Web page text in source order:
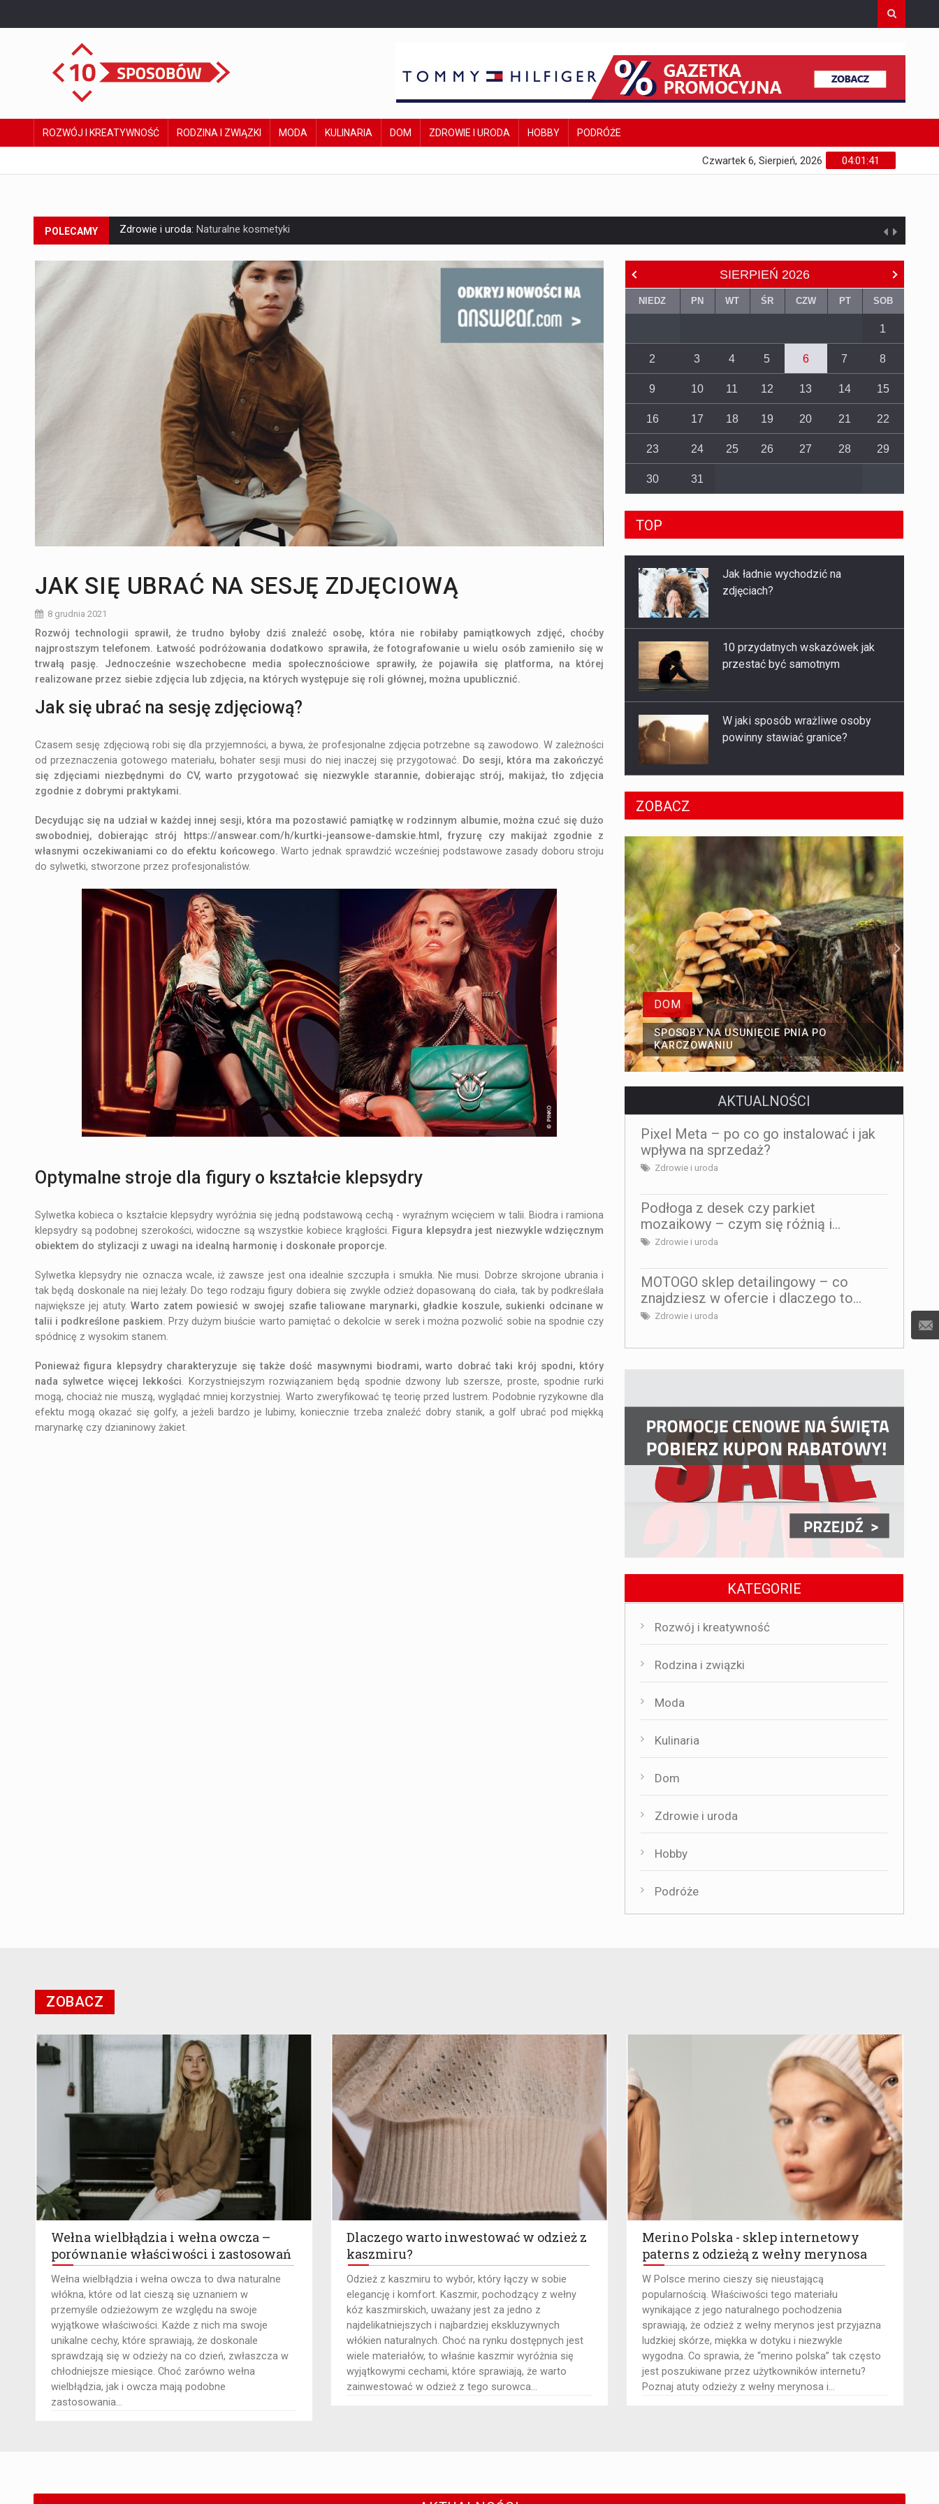
ROZWÓJ I KREATYWNOŚĆ RODZINA I ZWIĄZKI MODA KULINARIA DOM ZDROWIE I URODA HOBBY PODRÓŻE
04:01:42
Czwartek 6, Sierpień, 2026
POLECAMY Zdrowie i uroda: Naturalne kosmetyki
Zdrowie i uroda:Usuwanie ósemek Kraków
5 sposobów na piękne włosy
Wołowina na talerzu
Rozwój i kreatywność: Jak znaleźć pracę w Szczecinie?
JAK SIĘ UBRAĆ NA SESJĘ ZDJĘCIOWĄ
8 grudnia 2021
Rozwój technologii sprawił, że trudno byłoby dziś znaleźć osobę, która nie robiłaby pamiątkowych zdjęć, choćby
najprostszym telefonem. Łatwość podróżowania dodatkowo sprawiła, że fotografowanie u wielu osób zamieniło się w
trwałą pasję. Jednocześnie wszechobecne media społecznościowe sprawiły, że pojawiła się platforma, na której
realizowane przez siebie zdjęcia lub zdjęcia, na których występuje się roli głównej, można upublicznić.
Jak się ubrać na sesję zdjęciową?
Czasem sesję zdjęciową robi się dla przyjemności, a bywa, że profesjonalne zdjęcia potrzebne są zawodowo. W zależności
od przeznaczenia gotowego materiału, bohater sesji musi do niej inaczej się przygotować. Do sesji, która ma zakończyć
się zdjęciami niezbędnymi do CV, warto przygotować się niezwykle starannie, dobierając strój, makijaż, tło zdjęcia
zgodnie z dobrymi praktykami.
Decydując się na udział w każdej innej sesji, która ma pozostawić pamiątkę w rodzinnym albumie, można czuć się dużo
swobodniej, dobierając strój
https://answear.com/h/kurtki-jeansowe-damskie.html , fryzurę czy makijaż zgodnie z
własnymi oczekiwaniami co do efektu końcowego. Warto jednak sprawdzić wcześniej podstawowe zasady doboru stroju
do sylwetki, stworzone przez profesjonalistów.
Optymalne stroje dla figury o kształcie klepsydry
Sylwetka kobieca o kształcie klepsydry wyróżnia się jedną podstawową cechą - wyraźnym wcięciem w talii. Biodra i ramiona
klepsydry są podobnej szerokości, widoczne są wszystkie kobiece krągłości. Figura klepsydra jest niezwykle wdzięcznym
obiektem do stylizacji z uwagi na idealną harmonię i doskonałe proporcje.
Sylwetka klepsydry nie oznacza wcale, iż zawsze jest ona idealnie szczupła i smukła. Nie musi. Dobrze skrojone ubrania i
tak będą doskonale na niej leżały. Do tego rodzaju figury dobiera się zwykle odzież dopasowaną do ciała, tak by podkreślała
największe jej atuty.Warto zatem powiesić w swojej szafie taliowane marynarki, gładkie koszule, sukienki odcinane w
talii i podkreślone paskiem. Przy dużym biuście warto pamiętać o dekolcie w serek i można pozwolić sobie na spodnie czy
spódnicę z wysokim stanem.
Ponieważ figura klepsydry charakteryzuje się także dość masywnymi biodrami, warto dobrać taki krój spodni, który
nada sylwetce więcej lekkości. Korzystniejszym rozwiązaniem będą spodnie dzwony lub szersze, proste, spodnie rurki
mogą, chociaż nie muszą, wyglądać mniej korzystniej. Warto zweryfikować tę teorię przed lustrem. Podobnie ryzykowne dla
efektu mogą okazać się golfy, a jeżeli bardzo je lubimy, koniecznie trzeba znaleźć dobry stanik, a golf ubrać pod miękką
marynarkę czy dzianinowy żakiet.
SIERPIEŃ 2026
NIEDZ PN WT ŚR CZW PT SOB
1
2 3 4 5 6 7 8
9 10 11 12 13 14 15
16 17 18 19 20 21 22
23 24 25 26 27 28 29
30 31
TOP
Jak ładnie wychodzić na
zdjęciach?
10 przydatnych wskazówek jak
przestać być samotnym
W jaki sposób wrażliwe osoby
powinny stawiać granice?
ZOBACZ
RODZINA I ZWIĄZKI
JAK WYBRAĆ IDEALNE OBRĄCZKI?
DOM
SPOSOBY NA USUNIĘCIE PNIA PO
KARCZOWANIU
AKTUALNOŚCI
Pixel Meta – po co go instalować i jak
wpływa na sprzedaż?
Zdrowie i uroda
Podłoga z desek czy parkiet
mozaikowy – czym się różnią i...
Zdrowie i uroda
MOTOGO sklep detailingowy – co
znajdziesz w ofercie i dlaczego to...
Zdrowie i uroda
KATEGORIE
Rozwój i kreatywność
Rodzina i związki
Moda
Kulinaria
Dom
Zdrowie i uroda
Hobby
Podróże
ZOBACZ
Wełna wielbłądzia i wełna owcza –
porównanie właściwości i zastosowań
Wełna wielbłądzia i wełna owcza to dwa naturalne
włókna, które od lat cieszą się uznaniem w
przemyśle odzieżowym ze względu na swoje
wyjątkowe właściwości. Każde z nich ma swoje
unikalne cechy, które sprawiają, że doskonale
sprawdzają się w odzieży na co dzień, zwłaszcza w
chłodniejsze miesiące. Choć zarówno wełna
wielbłądzia, jak i owcza mają podobne
zastosowania...
Dlaczego warto inwestować w odzież z
kaszmiru?
Odzież z kaszmiru to wybór, który łączy w sobie
elegancję i komfort. Kaszmir, pochodzący z wełny
kóz kaszmirskich, uważany jest za jedno z
najdelikatniejszych i najbardziej ekskluzywnych
włókien naturalnych. Choć na rynku dostępnych jest
wiele materiałów, to właśnie kaszmir wyróżnia się
wyjątkowymi cechami, które sprawiają, że warto
zainwestować w odzież z tego surowca...
Merino Polska - sklep internetowy
paterns z odzieżą z wełny merynosa
​W Polsce merino cieszy się nieustającą
popularnością. Właściwości tego materiału
wynikające z jego naturalnego pochodzenia
sprawiają, że odzież z wełny merynos jest przyjazna
ludzkiej skórze, miękka w dotyku i niezwykle
wygodna. Co sprawia, że “merino polska” tak często
jest poszukiwane przez użytkowników internetu?
Poznaj atuty odzieży z wełny merynosa i...